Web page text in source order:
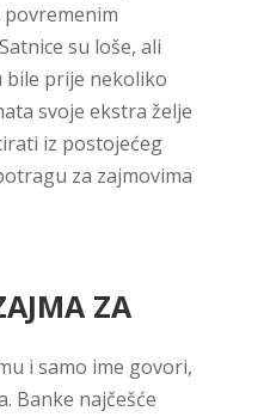
su loše, ali
bile prije nekoliko
svoje ekstra želje
iz postojećeg
za zajmovima
ZA
i samo ime govori,
Banke najčešće